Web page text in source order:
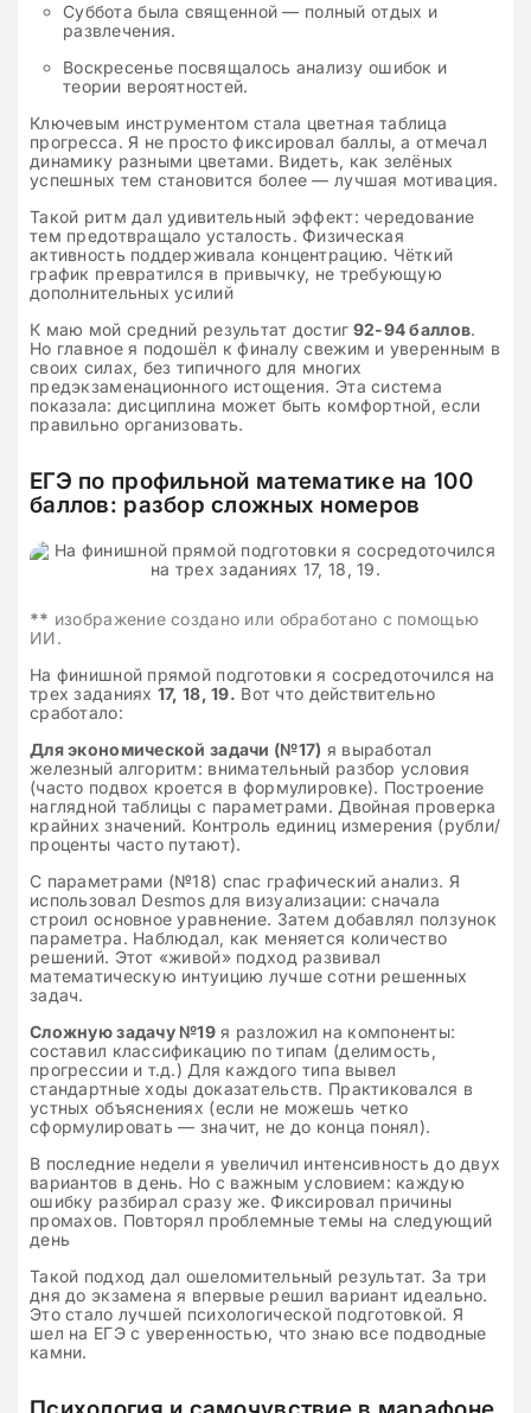
Суббота была священной — полный отдых и
развлечения.
Воскресенье посвящалось анализу ошибок и
теории вероятностей.
Ключевым инструментом стала цветная таблица
прогресса. Я не просто фиксировал баллы, а отмечал
динамику разными цветами. Видеть, как зелёных
успешных‭ тем становится более — лучшая мотивация.
Такой ритм дал удивительный эффект: чередование
тем предотвращало усталость. Физическая
активность поддерживала концентрацию. Чёткий
график превратился в привычку, не требующую
дополнительных усилий
К маю мой средний результат достиг 92-94 баллов.
Но главное я подошёл к финалу свежим и уверенным в
своих силах, без типичного для многих
предэкзаменационного истощения. Эта система
показала: дисциплина может быть комфортной, если
правильно организовать.
ЕГЭ по профильной математике на 100
баллов: разбор сложных номеров
** изображение создано или обработано с помощью
ИИ.
На финишной прямой подготовки я сосредоточился на
трех заданиях 17, 18, 19. Вот что действительно
сработало:
Для экономической задачи (№17) я выработал
железный алгоритм: внимательный разбор условия
(часто подвох кроется в формулировке). Построение
наглядной таблицы с параметрами. Двойная проверка
крайних значений. Контроль единиц измерения (рубли/
проценты часто путают).
С параметрами (№18) спас графический анализ. Я
использовал Desmos для визуализации: сначала
строил основное уравнение. Затем добавлял ползунок
параметра. Наблюдал, как меняется количество
решений. Этот «живой» подход развивал
математическую интуицию лучше сотни решенных
задач.
Сложную задачу №19 я разложил на компоненты:
составил классификацию по типам (делимость,
прогрессии и т.д.) Для каждого типа вывел
стандартные ходы доказательств. Практиковался в
устных объяснениях (если не можешь четко
сформулировать — значит, не до конца понял).
В последние недели я увеличил интенсивность до двух
вариантов в день. Но с важным условием: каждую
ошибку разбирал сразу же. Фиксировал причины
промахов. Повторял проблемные темы на следующий
день
Такой подход дал ошеломительный результат. За три
дня до экзамена я впервые решил вариант идеально.
Это стало лучшей психологической подготовкой. Я
шел на ЕГЭ с уверенностью, что знаю все подводные
камни.